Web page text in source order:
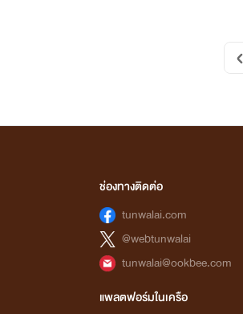
ช่องทางติดต่อ
tunwalai.com
@webtunwalai
tunwalai@ookbee.com
แพลตฟอร์มในเครือ